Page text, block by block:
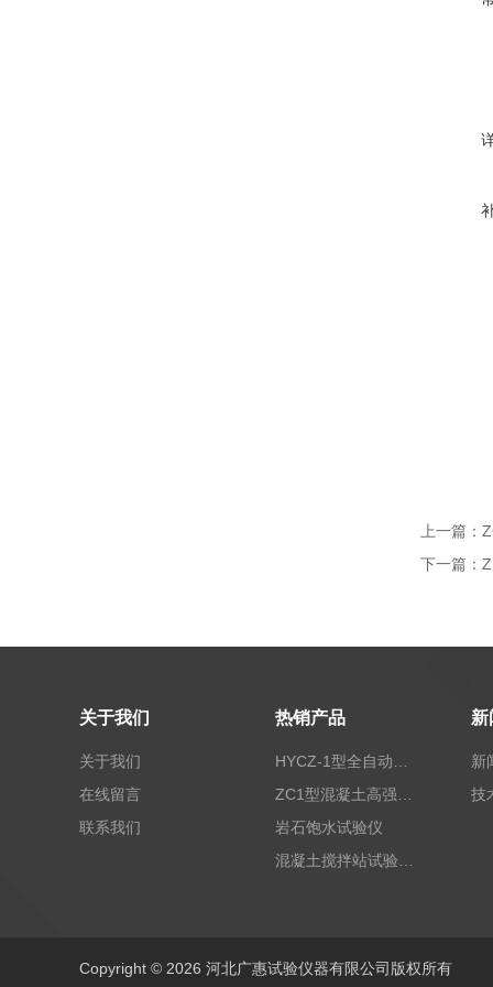
上一篇：
下一篇：
关于我们
关于我们
在线留言
联系我们
热销产品
岩石饱水试验仪
新
新
技
Copyright © 2026 河北广惠试验仪器有限公司版权所有